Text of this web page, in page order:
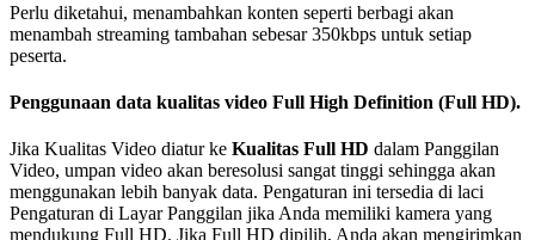
Perlu diketahui, menambahkan konten seperti berbagi akan
menambah streaming tambahan sebesar 350kbps untuk setiap
peserta.
Penggunaan data kualitas video Full High Definition (Full HD).
Jika Kualitas Video diatur ke Kualitas Full HD dalam Panggilan
Video, umpan video akan beresolusi sangat tinggi sehingga akan
menggunakan lebih banyak data. Pengaturan ini tersedia di laci
Pengaturan di Layar Panggilan jika Anda memiliki kamera yang
mendukung Full HD. Jika Full HD dipilih, Anda akan mengirimkan